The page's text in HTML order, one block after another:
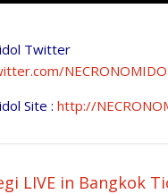
Twitter
Site : http://
LIVE in Bangkok